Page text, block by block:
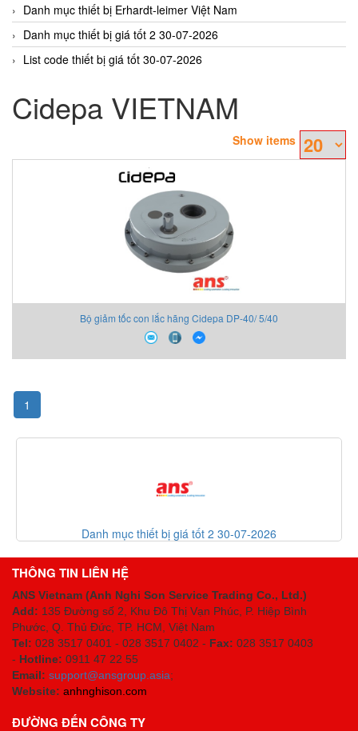
Danh mục thiết bị Erhardt-leimer Việt Nam
Danh mục thiết bị giá tốt 2 30-07-2026
List code thiết bị giá tốt 30-07-2026
Cidepa VIETNAM
Show items
Bộ giảm tốc con lắc hãng Cidepa DP-40/ 5/40
1
Danh mục thiết bị giá tốt 2 30-07-2026
THÔNG TIN LIÊN HỆ
ANS Vietnam (Anh Nghi Son Service Trading Co., Ltd.)
Add: 135 Đường số 2, Khu Đô Thị Vạn Phúc, P. Hiệp Bình
Phước, Q. Thủ Đức, TP. HCM , Việt Nam
Tel: 028 3517 0401 - 028 3517 0402 - Fax: 028 3517 0403
- Hotline: 0911 47 22 55
Email: support@ansgroup.asia;
Website: anhnghison.com
ĐƯỜNG ĐẾN CÔNG TY